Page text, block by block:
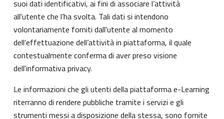
suoi dati identificativi, ai fini di associare l’attività
all'utente che l’ha svolta. Tali dati si intendono
volontariamente forniti dall'utente al momento
dell’effettuazione dell’attività in piattaforma, il quale
contestualmente conferma di aver preso visione
dell'informativa privacy.
Le informazioni che gli utenti della piattaforma e-Learning
riterranno di rendere pubbliche tramite i servizi e gli
strumenti messi a disposizione della stessa, sono fornite